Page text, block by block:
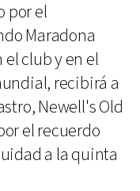
por el
Maradona
club y en el
recibirá a
Newell's Old
el recuerdo
a la quinta